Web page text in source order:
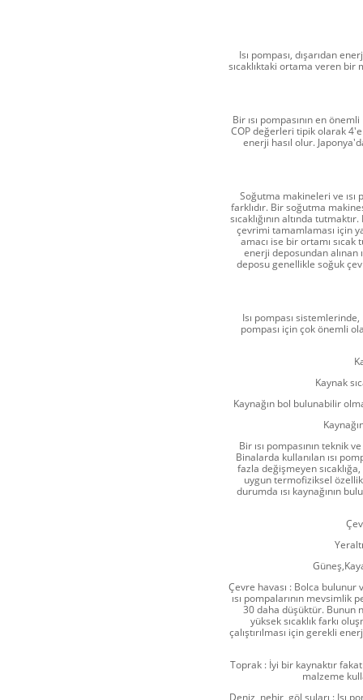
Isı pompası, dışarıdan
sıcaklıktaki ortama veren bir
Bir ısı pompasının en
COP değerleri tipik olarak
enerji hasıl olur.
Soğutma makineleri ve
farklıdır. Bir soğutma
sıcaklığının altında
çevrimi tamamlaması için
amacı ise bir ortamı sıcak
enerji deposundan alınan
deposu genellikle soğuk
Isı pompası sistemlerinde,
pompası için çok önemli
Kaynak
Kaynağın bol bulunabilir
Bir ısı pompasının teknik
Binalarda kullanılan ısı
fazla değişmeyen
uygun termofiziksel
durumda ısı kaynağının
Çevre havası : Bolca bulunur
ısı pompalarının mevsimlik
30 daha düşüktür. Bunun
yüksek sıcaklık farkı
çalıştırılması için gerekli
Toprak : İyi bir kaynaktır
malzeme
Deniz, nehir, göl suları : Isı